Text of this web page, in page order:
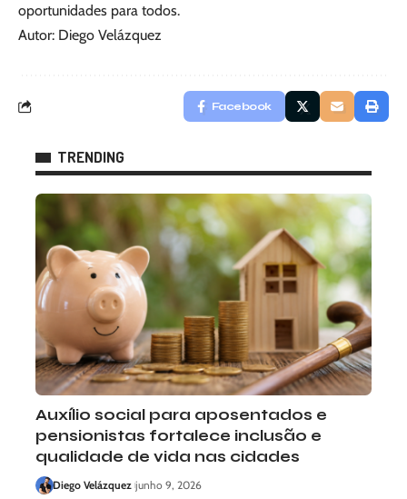
oportunidades para todos.
Autor: Diego Velázquez
Facebook
TRENDING
Auxílio social para aposentados e
pensionistas fortalece inclusão e
qualidade de vida nas cidades
Diego Velázquez junho 9, 2026